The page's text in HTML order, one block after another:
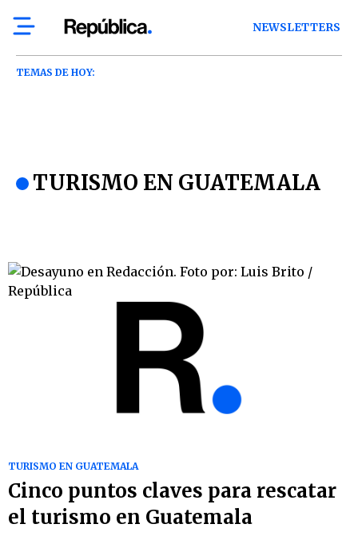
NEWSLETTERS
TEMAS DE HOY:
TURISMO EN GUATEMALA
TURISMO EN GUATEMALA
Cinco puntos claves para rescatar
el turismo en Guatemala